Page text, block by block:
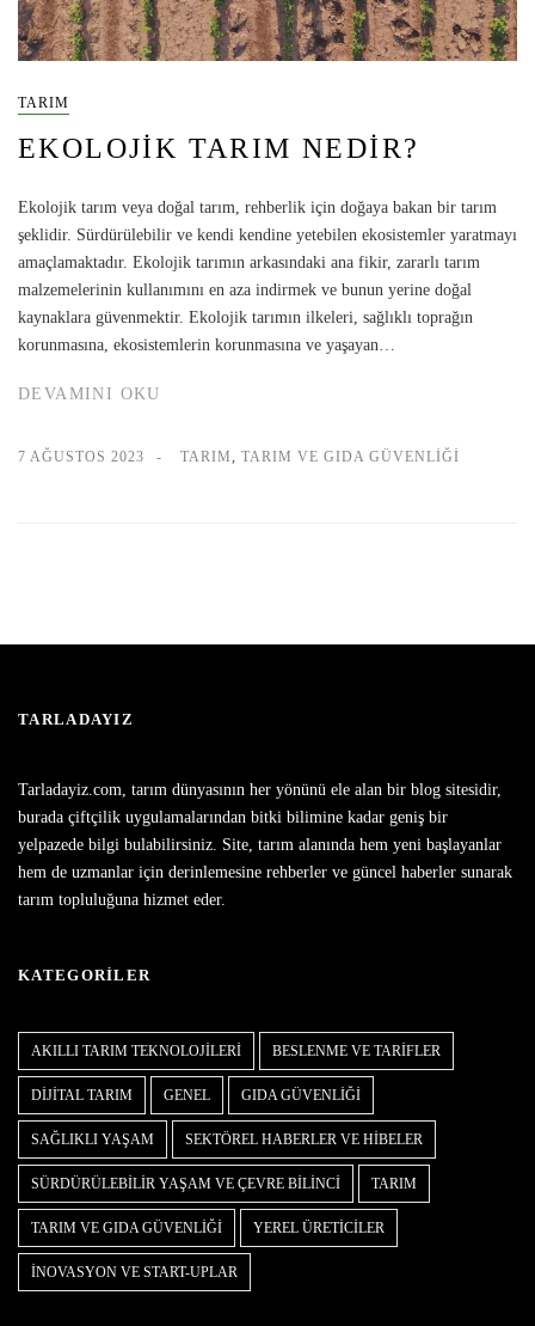
TARIM
EKOLOJIK TARIM NEDIR?
Ekolojik tarım veya doğal tarım, rehberlik için doğaya bakan bir tarım
şeklidir. Sürdürülebilir ve kendi kendine yetebilen ekosistemler yaratmayı
amaçlamaktadır. Ekolojik tarımın arkasındaki ana fikir, zararlı tarım
malzemelerinin kullanımını en aza indirmek ve bunun yerine doğal
kaynaklara güvenmektir. Ekolojik tarımın ilkeleri, sağlıklı toprağın
korunmasına, ekosistemlerin korunmasına ve yaşayan…
DEVAMINI OKU
7 AĞUSTOS 2023 TARIM TARIM VE GIDA GÜVENLIĞI
TARLADAYIZ
Tarladayiz.com, tarım dünyasının her yönünü ele alan bir blog sitesidir,
burada çiftçilik uygulamalarından bitki bilimine kadar geniş bir
yelpazede bilgi bulabilirsiniz. Site, tarım alanında hem yeni başlayanlar
hem de uzmanlar için derinlemesine rehberler ve güncel haberler sunarak
tarım topluluğuna hizmet eder.
KATEGORILER
AKILLI TARIM TEKNOLOJILERI BESLENME VE TARIFLER
DIJITAL TARIM GENEL GIDA GÜVENLIĞI
SAĞLIKLI YAŞAM SEKTÖREL HABERLER VE HIBELER
SÜRDÜRÜLEBILIR YAŞAM VE ÇEVRE BILINCI TARIM
TARIM VE GIDA GÜVENLIĞI YEREL ÜRETICILER
İNOVASYON VE START-UPLAR